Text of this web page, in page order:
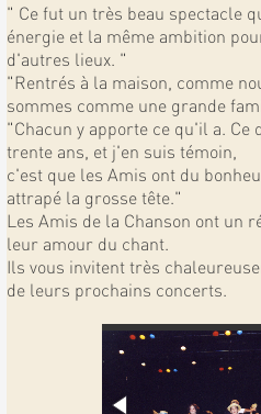
" Ce fut un très beau spectacle
énergie et la même ambition
d'autres lieux. "
"Rentrés à la maison, comme
sommes comme une grande
"Chacun y apporte ce qu'il a.
trente ans, et j'en suis témoin,
c'est que les Amis ont du
attrapé la grosse tête."
Les Amis de la Chanson ont un
leur amour du chant.
Ils vous invitent très
de leurs prochains concerts.